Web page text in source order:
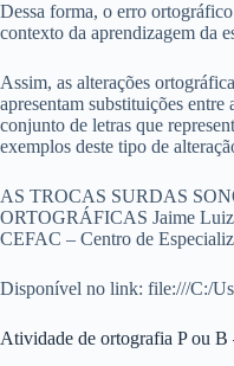
Dessa forma, o erro
contexto da aprendizagem da
Assim, as alterações
apresentam substituições
conjunto de letras que
exemplos deste tipo de
AS TROCAS SURDAS
ORTOGRÁFICAS Jaime
CEFAC – Centro de
Disponível no link: file:///C:/
Atividade de ortografia P ou B